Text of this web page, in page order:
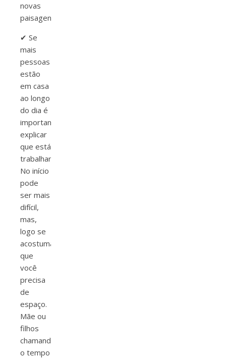
novas
paisagens.
✔ Se
mais
pessoas
estão
em casa
ao longo
do dia é
importante
explicar
que está
trabalhando.
No início
pode
ser mais
difícil,
mas,
logo se
acostumam
que
você
precisa
de
espaço.
Mãe ou
filhos
chamando
o tempo